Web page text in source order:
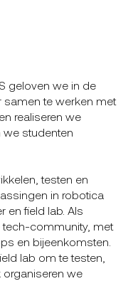
geloven we in de
samen te werken met
realiseren we
we studenten
testen en
in robotica
en field lab. Als
tech-community, met
en bijeenkomsten.
lab om te testen,
we